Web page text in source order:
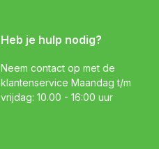
Heb je hulp nodig?
Neem contact op met de
klantenservice Maandag t/m
vrijdag: 10.00 - 16:00 uur